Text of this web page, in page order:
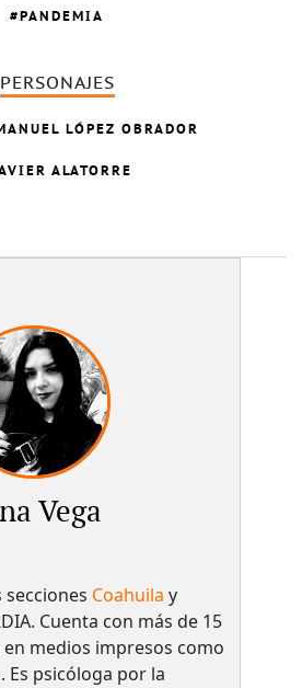
PANDEMIA
PERSONAJES
LÓPEZ OBRADOR
ALATORRE
Vega
secciones Coahuila y
Cuenta con más de 15
medios impresos como
psicóloga por la